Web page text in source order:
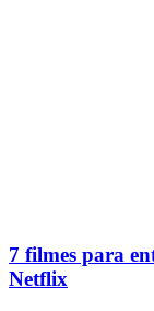
7 filmes para
Netflix